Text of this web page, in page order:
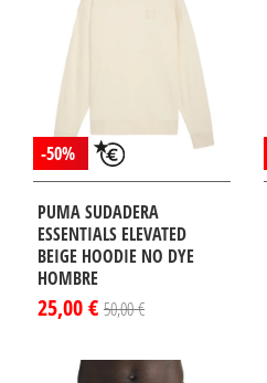
-50%
PUMA SUDADERA
ESSENTIALS ELEVATED
BEIGE HOODIE NO DYE
HOMBRE
25,00 € 50,00 €